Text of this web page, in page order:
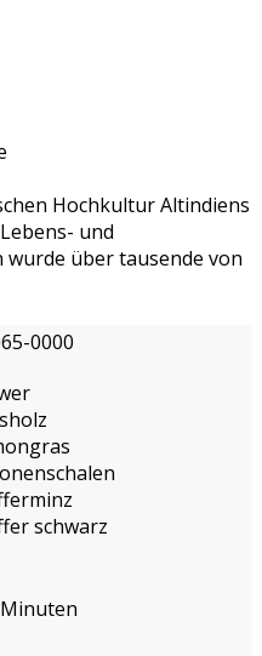
Hochkultur Altindiens
und
wurde über tausende von
0000
schwarz